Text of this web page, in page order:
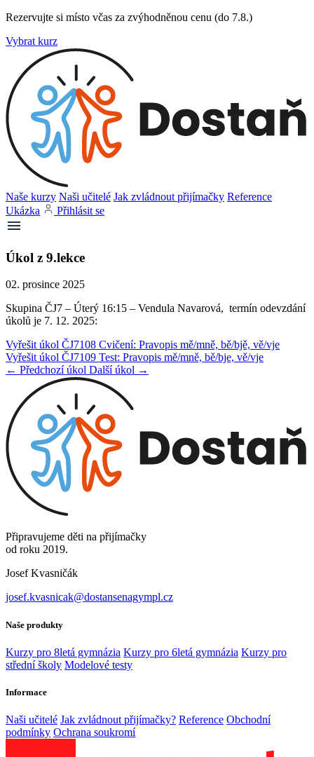
Rezervujte si místo včas za zvýhodněnou cenu (do 7.8.)
Vybrat kurz
Naše kurzy Naši učitelé Jak zvládnout přijímačky Reference
Ukázka
Přihlásit se
Úkol z 9.lekce
02. prosince 2025
Skupina ČJ7 – Úterý 16:15 – Vendula Navarová, termín odevzdání
úkolů je 7. 12. 2025:
Vyřešit úkol ČJ7108 Cvičení: Pravopis mě/mně, bě/bjě, vě/vje
Vyřešit úkol ČJ7109 Test: Pravopis mě/mně, bě/bje, vě/vje
← Předchozí úkol Další úkol →
Připravujeme děti na přijímačky
od roku 2019.
Josef Kvasničák
josef.kvasnicak@dostansenagympl.cz
Naše produkty
Kurzy pro 8letá gymnázia Kurzy pro 6letá gymnázia Kurzy pro
střední školy Modelové testy
Informace
Naši učitelé Jak zvládnout přijímačky? Reference Obchodní
podmínky Ochrana soukromí